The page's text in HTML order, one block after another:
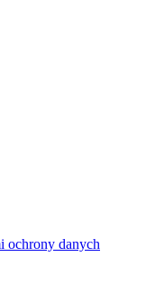
ochrony danych